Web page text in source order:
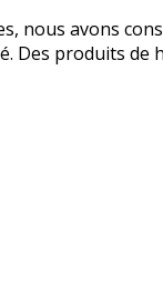
nous avons
Des produits de